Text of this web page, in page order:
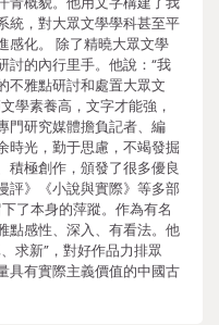
統，對大眾文學學科甚至平
感化。 除了精曉大眾文學
討的內行里手。他說：“我
不雅點研討和處置大眾文
學素養高，文字才能強，
門研究媒體擔負記者、編
時光，勤于思慮，不竭發掘
積極創作，頒發了很多優良
評》《小說與實際》等多部
了本身的萍蹤。作為有名
點感性、深入、有看法。他
求新”，對好作品力排眾
具有實際主義價值的中國古